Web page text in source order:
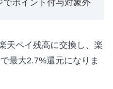
ポイント付与対象外
天ペイ残高に交換し、楽
最大2.7%還元になりま